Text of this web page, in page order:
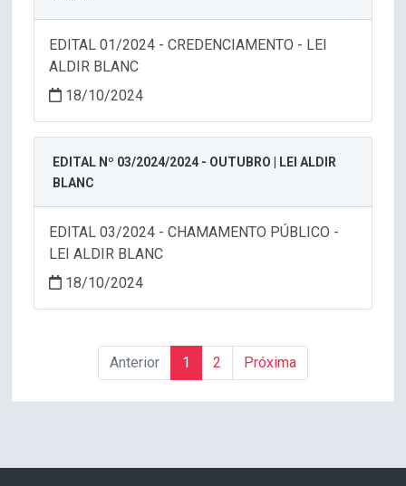
EDITAL 01/2024 - CREDENCIAMENTO - LEI
ALDIR BLANC
18/10/2024
EDITAL Nº 03/2024/2024 - OUTUBRO | LEI ALDIR
BLANC
EDITAL 03/2024 - CHAMAMENTO PÚBLICO -
LEI ALDIR BLANC
18/10/2024
Anterior 1 2 Próxima